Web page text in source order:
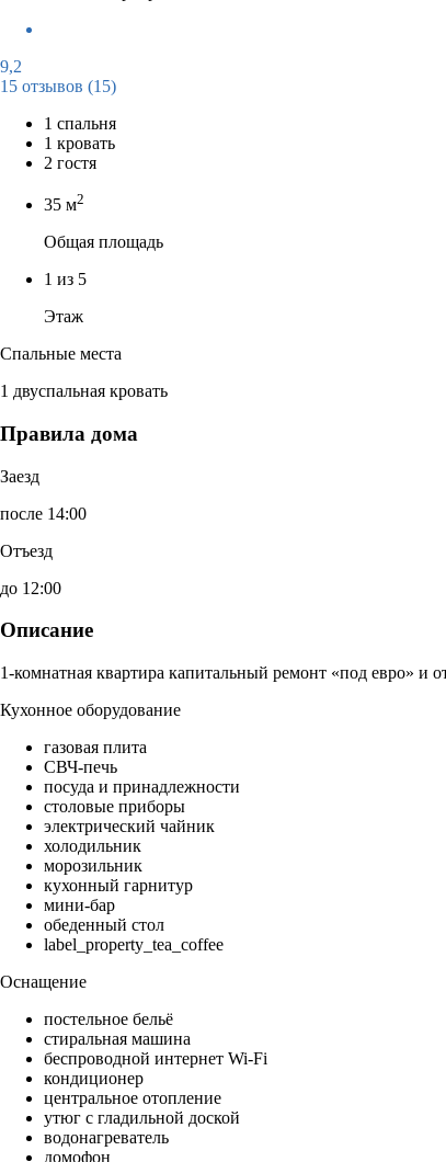
9,2
15 отзывов (15)
1 спальня
1 кровать
2 гостя
35 м2
Общая площадь
1 из 5
Этаж
Спальные места
1 двуспальная кровать
Правила дома
Заезд
после 14:00
Отъезд
до 12:00
Описание
1-комнатная квартира капитальный ремонт «под евро» и
Кухонное оборудование
газовая плита
СВЧ-печь
посуда и принадлежности
столовые приборы
электрический чайник
холодильник
морозильник
кухонный гарнитур
мини-бар
обеденный стол
label_property_tea_coffee
Оснащение
постельное бельё
стиральная машина
беспроводной интернет Wi-Fi
кондиционер
центральное отопление
утюг с гладильной доской
водонагреватель
домофон